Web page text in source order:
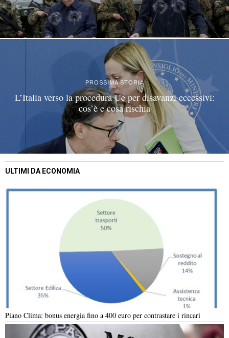
PROSSIMA STORIA
L’Italia verso la procedura Ue per disavanzi eccessivi:
cos’è e cosa rischia
ULTIMI DA ECONOMIA
Piano Clima: bonus energia fino a 400 euro per contrastare i rincari